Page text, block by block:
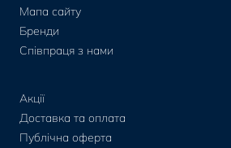
Мапа сайту
Бренди
Співпраця з нами
Акції
Доставка та оплата
Публічна оферта